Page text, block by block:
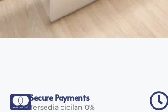
Secure Payments
Tersedia cicilan 0%